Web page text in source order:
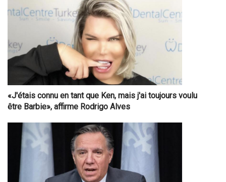
«J'étais connu en tant que Ken, mais j'ai toujours voulu
être Barbie», affirme Rodrigo Alves